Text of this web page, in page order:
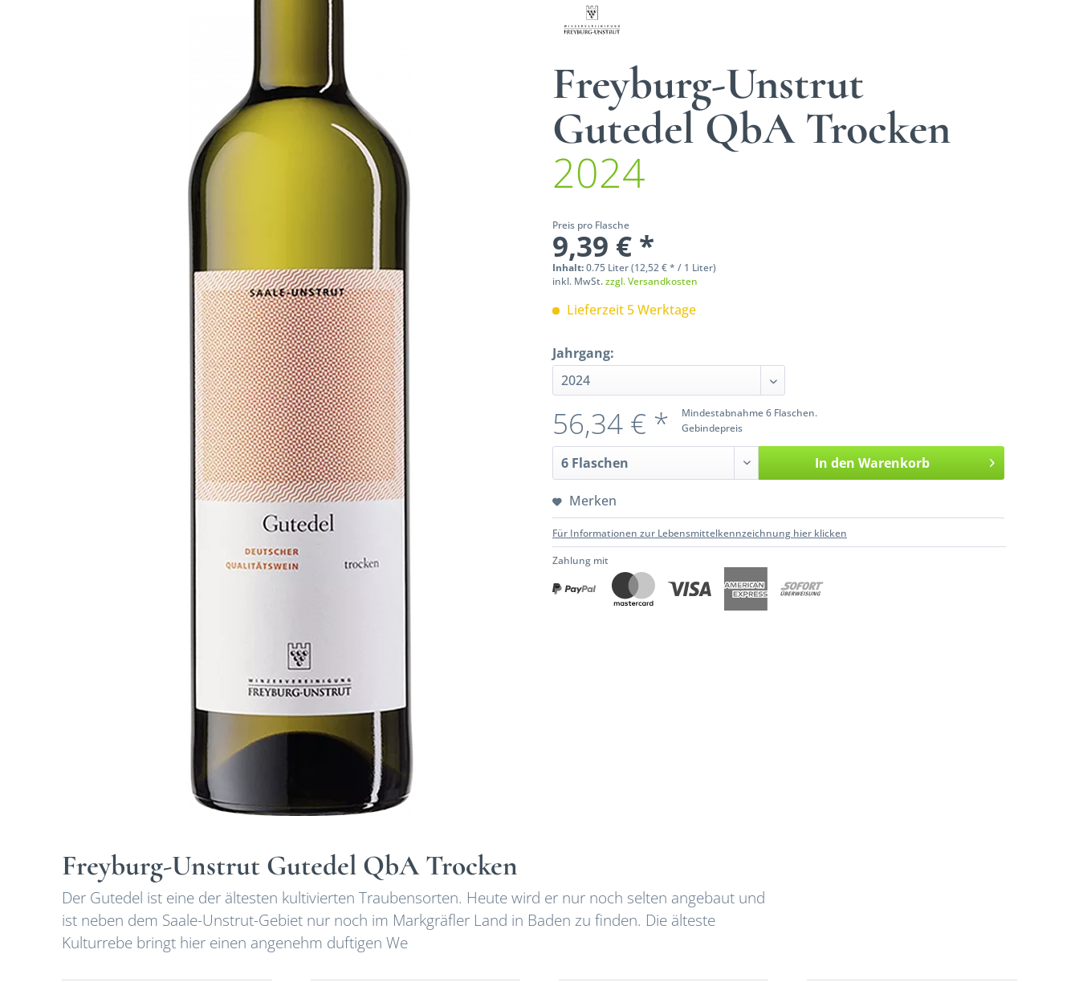
Freyburg-Unstrut
Gutedel QbA Trocken
2024
Preis pro Flasche
9,39 € *
Inhalt:0.75 Liter (12,52 € * / 1 Liter)
inkl. MwSt.zzgl. Versandkosten
Lieferzeit 5 Werktage
Jahrgang:
Mindestabnahme 6 Flaschen.
Gebindepreis
56,34 € *
In den Warenkorb
Merken
Für Informationen zur Lebensmittelkennzeichnung hier klicken
Zahlung mit
Freyburg-Unstrut Gutedel QbA Trocken
Der Gutedel ist eine der ältesten kultivierten Traubensorten. Heute wird er nur noch selten angebaut und
ist neben dem Saale-Unstrut-Gebiet nur noch im Markgräfler Land in Baden zu finden. Die älteste
Kulturrebe bringt hier einen angenehm duftigen We